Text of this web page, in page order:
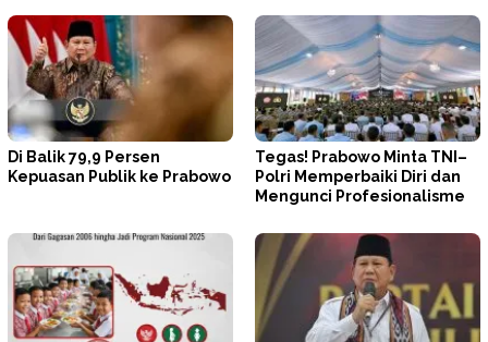
Di Balik 79,9 Persen
Kepuasan Publik ke Prabowo
Tegas! Prabowo Minta TNI–
Polri Memperbaiki Diri dan
Mengunci Profesionalisme